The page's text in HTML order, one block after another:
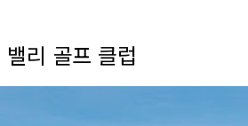
리 골프 클럽